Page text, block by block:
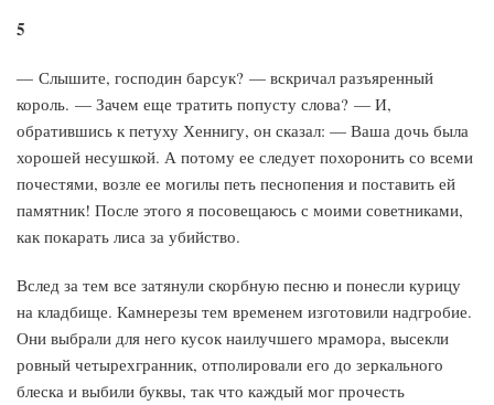
5
— Слышите, господин барсук? — вскричал разъяренный
король. — Зачем еще тратить попусту слова? — И,
обратившись к петуху Хеннигу, он сказал: — Ваша дочь была
хорошей несушкой. А потому ее следует похоронить со всеми
почестями, возле ее могилы петь песнопения и поставить ей
памятник! После этого я посовещаюсь с моими советниками,
как покарать лиса за убийство.
Вслед за тем все затянули скорбную песню и понесли курицу
на кладбище. Камнерезы тем временем изготовили надгробие.
Они выбрали для него кусок наилучшего мрамора, высекли
ровный четырехгранник, отполировали его до зеркального
блеска и выбили буквы, так что каждый мог прочесть